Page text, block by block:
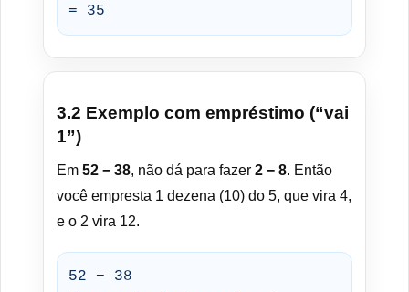
= 35
3.2 Exemplo com empréstimo (“vai
1”)
Em 52 − 38, não dá para fazer 2 − 8. Então
você empresta 1 dezena (10) do 5, que vira 4,
e o 2 vira 12.
52 − 38